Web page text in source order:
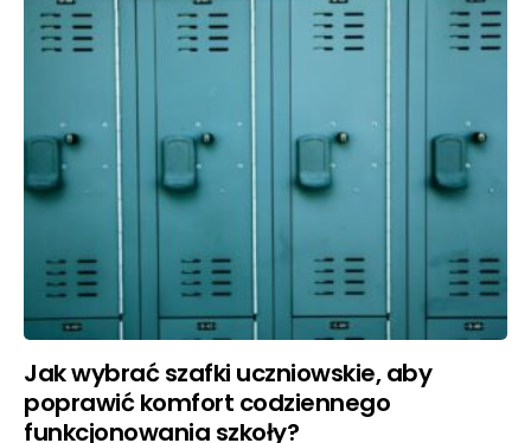
Jak wybrać szafki uczniowskie, aby
poprawić komfort codziennego
funkcjonowania szkoły?